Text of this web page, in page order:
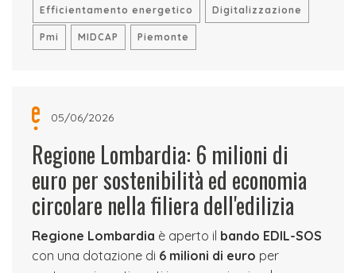
Efficientamento energetico Digitalizzazione
Pmi MIDCAP Piemonte
05/06/2026
Regione Lombardia: 6 milioni di
euro per sostenibilità ed economia
circolare nella filiera dell'edilizia
Regione Lombardia è aperto il bando EDIL-SOS
con una dotazione di 6 milioni di euro per